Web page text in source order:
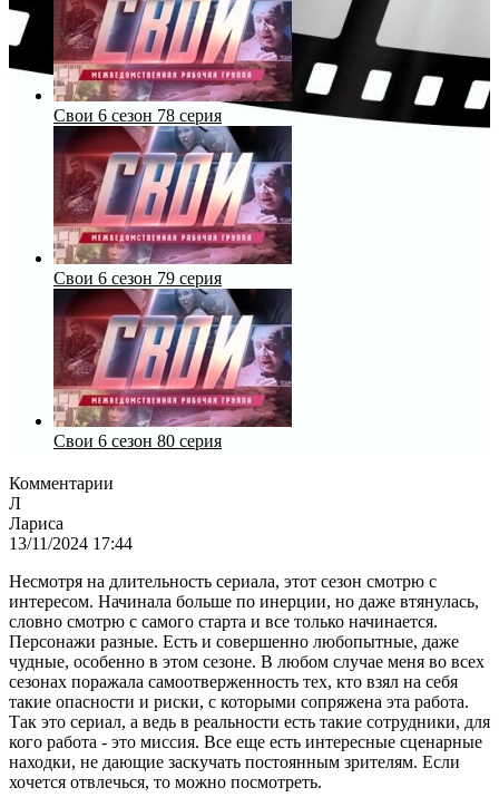
Свои 6 сезон 78 серия
Свои 6 сезон 79 серия
Свои 6 сезон 80 серия
Комментарии
Л
Лариса
13/11/2024 17:44
Несмотря на длительность сериала, этот сезон смотрю с
интересом. Начинала больше по инерции, но даже втянулась,
словно смотрю с самого старта и все только начинается.
Персонажи разные. Есть и совершенно любопытные, даже
чудные, особенно в этом сезоне. В любом случае меня во всех
сезонах поражала самоотверженность тех, кто взял на себя
такие опасности и риски, с которыми сопряжена эта работа.
Так это сериал, а ведь в реальности есть такие сотрудники, для
кого работа - это миссия. Все еще есть интересные сценарные
находки, не дающие заскучать постоянным зрителям. Если
хочется отвлечься, то можно посмотреть.